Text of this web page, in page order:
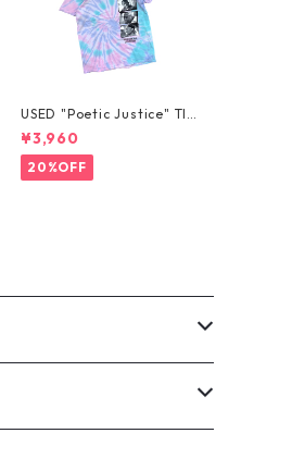
USED "Poetic Justice" TIE
-DYE TEE
¥3,960
20%OFF